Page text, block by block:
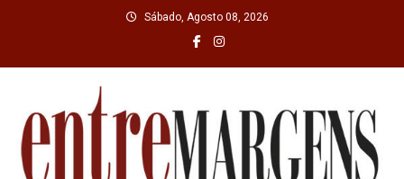
Sábado, Agosto 08, 2026